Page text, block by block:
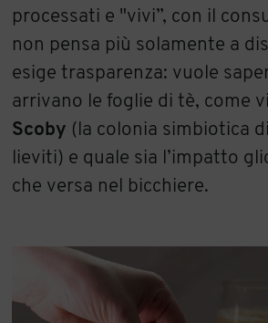
processati e "vivi”, con il
non pensa più solamente a
esige trasparenza: vuole
arrivano le foglie di tè, come
Scoby (la colonia simbiotica
lieviti) e quale sia l’impatto
che versa nel bicchiere.